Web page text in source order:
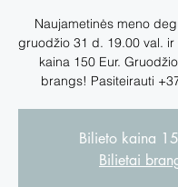
Naujametinės meno
gruodžio 31 d. 19.00 val. ir
kaina 150 Eur.
brangs! Pasiteirauti
Bilieto kaina
Bilietai